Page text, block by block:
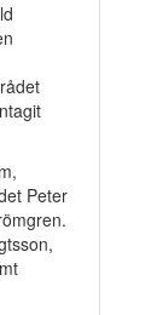
Peter